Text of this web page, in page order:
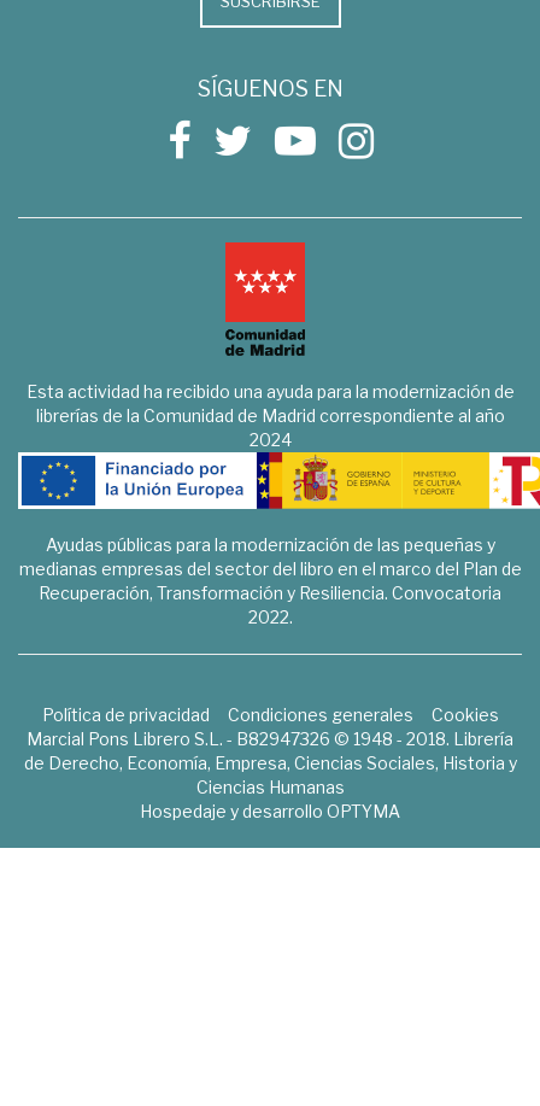
SÍGUENOS EN
Esta actividad ha recibido una ayuda para la modernización de
librerías de la Comunidad de Madrid correspondiente al año
2024
Ayudas públicas para la modernización de las pequeñas y
medianas empresas del sector del libro en el marco del Plan de
Recuperación, Transformación y Resiliencia. Convocatoria
2022.
Política de privacidad Condiciones generales
Cookies
Marcial Pons Librero S.L. - B82947326 © 1948 - 2018. Librería
de Derecho, Economía, Empresa, Ciencias Sociales, Historia y
Ciencias Humanas
Hospedaje y desarrollo OPTYMA